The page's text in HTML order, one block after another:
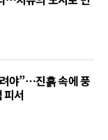
야”…진흙 속에 풍
피서